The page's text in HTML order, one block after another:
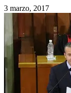
3 marzo, 2017